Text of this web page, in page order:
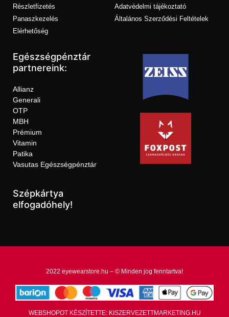
Részletfizetés
Panaszkezelés
Elérhetőség
Adatvédelmi tájékoztató
Általános Szerződési Feltételek
Egészségpénztár
partnereink:
Allianz
Generali
OTP
MBH
Prémium
Vitamin
Patika
Vasutas Egészségpénztár
Szépkártya
elfogadóhely!
2022 eyewearstore.hu – © Minden jog fenntartva!
WEBSHOPOT KÉSZÍTETTE: KISZERVEZETTMARKETING.HU